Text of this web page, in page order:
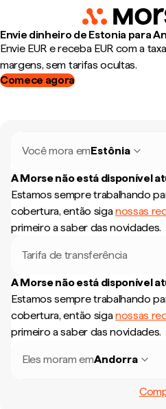
Envie dinheiro de Estonia para
Envie EUR e receba EUR com a
margens, sem tarifas ocultas.
Comece agora
Você mora emEstônia
A Morse não está disponível
Estamos sempre trabalhando
cobertura, então siganossas
primeiro a saber das novidades.
Tarifa de transferência
A Morse não está disponível
Estamos sempre trabalhando
cobertura, então siganossas
primeiro a saber das novidades.
Eles moram emAndorra